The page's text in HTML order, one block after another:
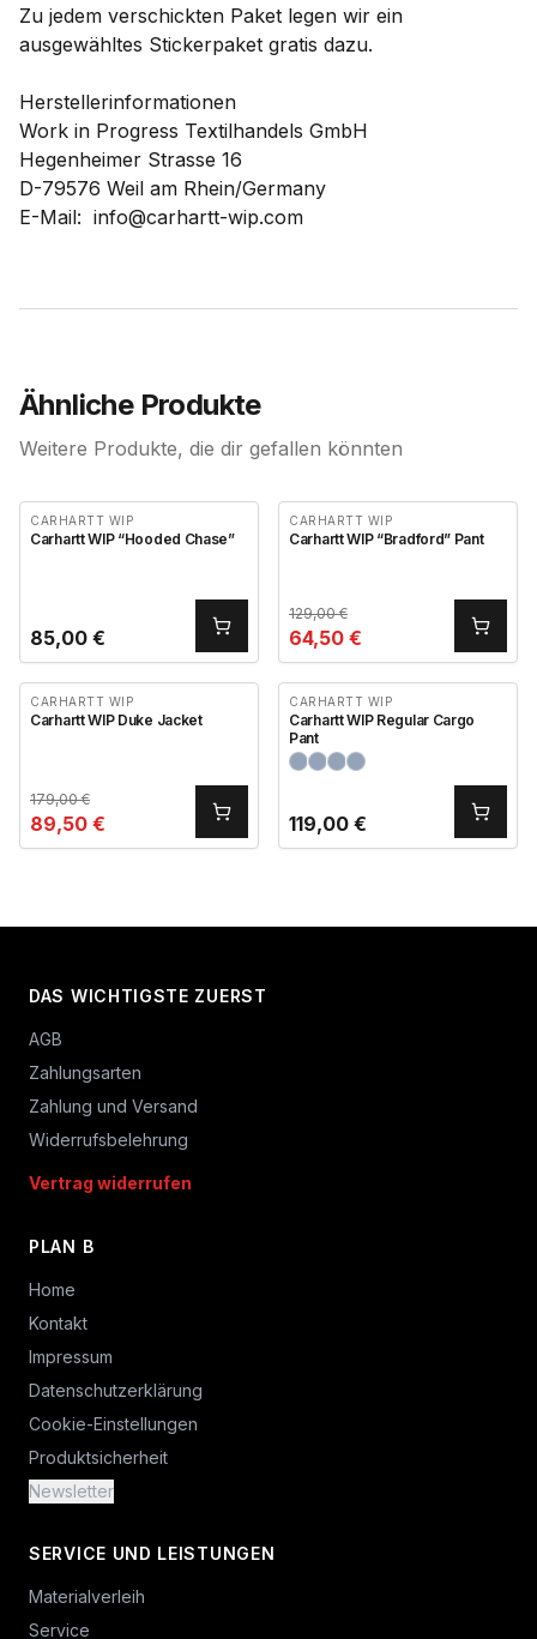
Zu jedem verschickten Paket legen wir ein
ausgewähltes Stickerpaket gratis dazu.
Herstellerinformationen
Work in Progress Textilhandels GmbH
Hegenheimer Strasse 16
D-79576 Weil am Rhein/Germany
E-Mail: info@carhartt-wip.com
Ähnliche Produkte
Weitere Produkte, die dir gefallen könnten
CARHARTT WIP
Carhartt WIP “Hooded Chase”
85,00 €
CARHARTT WIP
Carhartt WIP “Bradford” Pant
129,00€
64,50 €
CARHARTT WIP
Carhartt WIP Duke Jacket
179,00€
89,50 €
CARHARTT WIP
Carhartt WIP Regular Cargo
Pant
119,00 €
DAS WICHTIGSTE ZUERST
AGB
Zahlungsarten
Zahlung und Versand
Widerrufsbelehrung
Vertrag widerrufen
PLAN B
Home
Kontakt
Impressum
Datenschutzerklärung
Cookie-Einstellungen
Produktsicherheit
Newsletter
SERVICE UND LEISTUNGEN
Materialverleih
Service